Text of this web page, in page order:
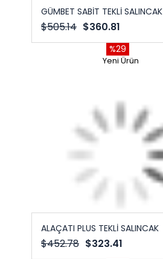
GÜMBET SABİT TEKLİ SALINCAK
$360.81
$505.14
%29
Yeni Ürün
ALAÇATI PLUS TEKLİ SALINCAK
$323.41
$452.78